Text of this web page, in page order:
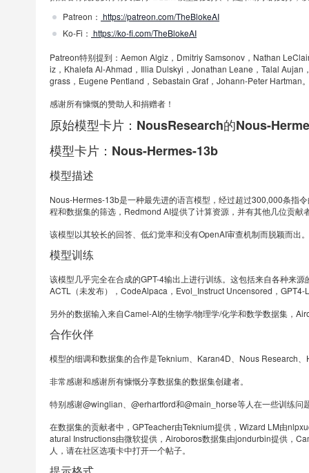
Patreon： https://patreon.com/TheBlokeAI
Ko-Fi： https://ko-fi.com/TheBlokeAI
Patreon特别提到：Aemon Algiz，Dmitriy Samsonov，Nathan
iz，Khalefa Al-Ahmad，Illia Dulskyi，Jonathan Leane，Talal
grass，Eugene Pentland，Sebastain Graf，Johann-Peter Hartman。
感谢所有慷慨的赞助人和捐赠者！
原始模型卡片：NousResearch的Nous-
模型卡片：Nous-Hermes-13b
模型描述
Nous-Hermes-13b是一种最先进的语言模型，经过超过300,000条指
程和数据集的筛选，Redmond AI提供了计算资源，并有其他几位贡献
该模型以其较长的回答、低幻觉率和没有OpenAI审查机制而脱颖而出
模型训练
该模型几乎完全在合成的GPT-4输出上进行训练。这包括来自各种来
ACTL（未发布），CodeAlpaca，Evol_Instruct Uncensored，GPT4-
另外的数据输入来自Camel-AI的生物学/物理学/化学和数学数据集，
合作伙伴
模型的细调和数据集的合作是Teknium、Karan4D、Nous Research、
非常感谢和感谢所有慷慨分享数据集的数据集创建者。
特别感谢@winglian、@erhartford和@main_horse等人在一些训练问题
在数据集的贡献者中，GPTeacher由Teknium提供，Wizard LM由
atural Instructions由微软提供，Airoboros数据集由jondurbin提供，
人，请在社区选项卡中打开一个帖子。